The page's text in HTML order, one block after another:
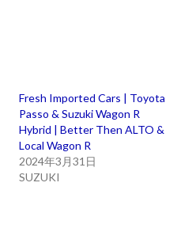
Fresh Imported Cars | Toyota
Passo & Suzuki Wagon R
Hybrid | Better Then ALTO &
Local Wagon R
2024年3月31日
SUZUKI